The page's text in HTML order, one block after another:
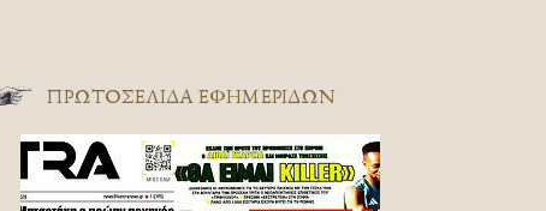
ΠΡΩΤΟΣΈΛΙΔΑ ΕΦΗΜΕΡΊΔΩΝ